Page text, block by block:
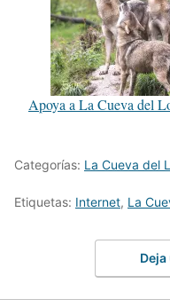
Apoya a La Cueva del
Categorías: La Cueva del
Etiquetas: Internet, La